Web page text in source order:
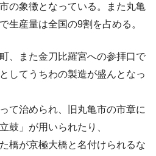
の象徴となっている。また丸亀
生産量は全国の9割を占める。
、また金刀比羅宮への参拝口で
してうちわの製造が盛んとなっ
て治められ、旧丸亀市の市章に
鼓」が用いられたり、
橋が京極大橋と名付けられるな